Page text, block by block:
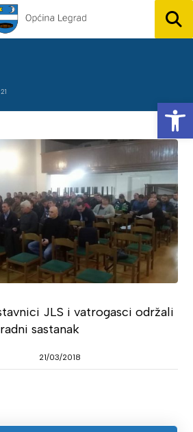
21
JLS i vatrogasci održali
radni sastanak
21/03/2018